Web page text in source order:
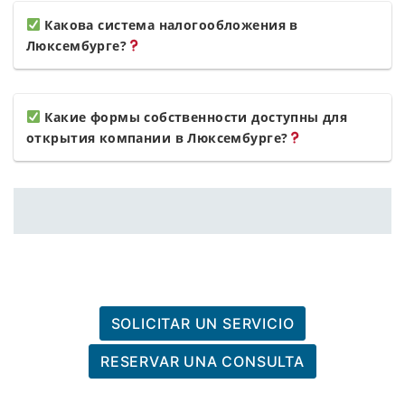
Какова система налогообложения в
Люксембурге?
Какие формы собственности доступны для
открытия компании в Люксембурге?
SOLICITAR UN SERVICIO
RESERVAR UNA CONSULTA